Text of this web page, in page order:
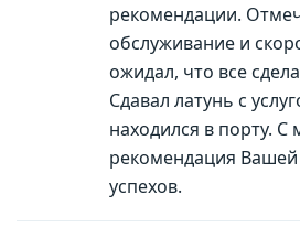
рекомендации.
обслуживание и
ожидал, что все
Сдавал латунь с
находился в порту.
рекомендация
успехов.